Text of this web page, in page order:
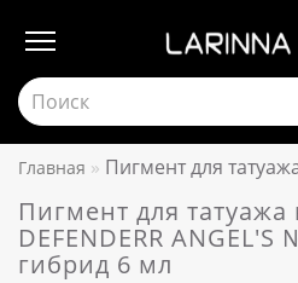
Главная Пигмент для
Пигмент для татуажа
DEFENDERR
гибрид 6 мл